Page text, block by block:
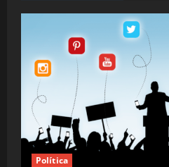
Política